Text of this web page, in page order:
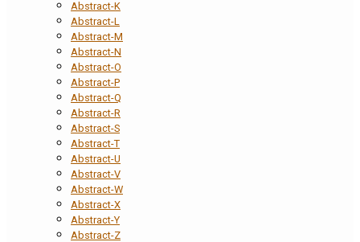
Abstract-K
Abstract-L
Abstract-M
Abstract-N
Abstract-O
Abstract-P
Abstract-Q
Abstract-R
Abstract-S
Abstract-T
Abstract-U
Abstract-V
Abstract-W
Abstract-X
Abstract-Y
Abstract-Z